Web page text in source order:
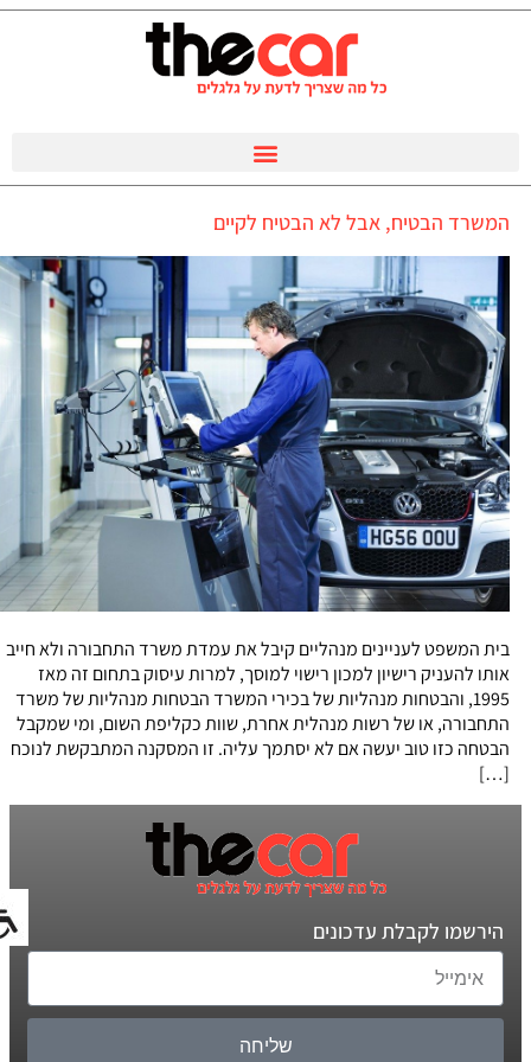
המשרד הבטיח, אבל לא הבטיח לקיים
בית המשפט לעניינים מנהליים קיבל את עמדת משרד התחבורה ולא חייב
אותו להעניק רישיון למכון רישוי למוסך, למרות עיסוק בתחום זה מאז
1995, והבטחות מנהליות של בכירי המשרד הבטחות מנהליות של משרד
התחבורה, או של רשות מנהלית אחרת, שוות כקליפת השום, ומי שמקבל
הבטחה כזו טוב יעשה אם לא יסתמך עליה. זו המסקנה המתבקשת לנוכח
[…]
הירשמו לקבלת עדכונים
שליחה